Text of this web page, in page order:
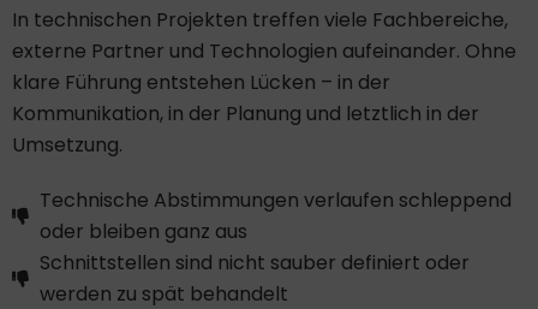
In technischen Projekten treffen viele Fachbereiche,
externe Partner und Technologien aufeinander. Ohne
klare Führung entstehen Lücken – in der
Kommunikation, in der Planung und letztlich in der
Umsetzung.
Technische Abstimmungen verlaufen schleppend
oder bleiben ganz aus
Schnittstellen sind nicht sauber definiert oder
werden zu spät behandelt